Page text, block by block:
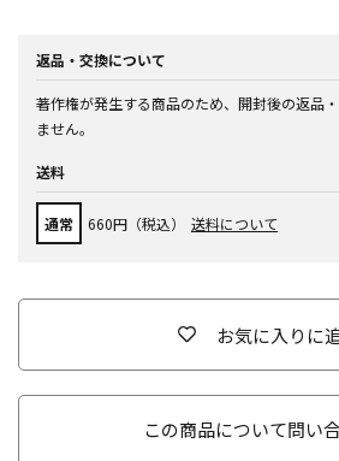
返品・交換について
著作権が発生する商品のため、開封後の返品
ません。
送料
通常 660円（税込） 送料について
お気に入りに
この商品について問い